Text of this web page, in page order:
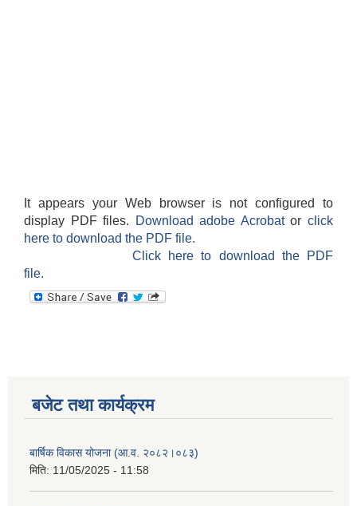
It appears your Web browser is not configured to
display PDF files.
Download adobe Acrobatorclick
here to download the PDF file.
Click here to download the PDF
file.
बजेट तथा कार्यक्रम
बार्षिक विकास योजना (आ.व. २०८२।०८३)
मिति: 11/05/2025 - 11:58